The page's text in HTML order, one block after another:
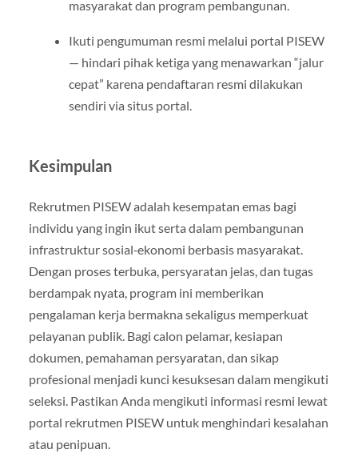
masyarakat dan program pembangunan.
Ikuti pengumuman resmi melalui portal PISEW
— hindari pihak ketiga yang menawarkan “jalur
cepat” karena pendaftaran resmi dilakukan
sendiri via situs portal.
Kesimpulan
Rekrutmen PISEW adalah kesempatan emas bagi
individu yang ingin ikut serta dalam pembangunan
infrastruktur sosial‑ekonomi berbasis masyarakat.
Dengan proses terbuka, persyaratan jelas, dan tugas
berdampak nyata, program ini memberikan
pengalaman kerja bermakna sekaligus memperkuat
pelayanan publik. Bagi calon pelamar, kesiapan
dokumen, pemahaman persyaratan, dan sikap
profesional menjadi kunci kesuksesan dalam mengikuti
seleksi. Pastikan Anda mengikuti informasi resmi lewat
portal rekrutmen PISEW untuk menghindari kesalahan
atau penipuan.